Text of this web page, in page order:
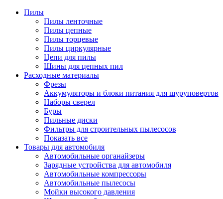
Пилы
Пилы ленточные
Пилы цепные
Пилы торцевые
Пилы циркулярные
Цепи для пилы
Шины для цепных пил
Расходные материалы
Фрезы
Аккумуляторы и блоки питания для шуруповертов
Наборы сверел
Буры
Пильные диски
Фильтры для строительных пылесосов
Показать все
Товары для автомобиля
Автомобильные органайзеры
Зарядные устройства для автомобиля
Автомобильные компрессоры
Автомобильные пылесосы
Мойки высокого давления